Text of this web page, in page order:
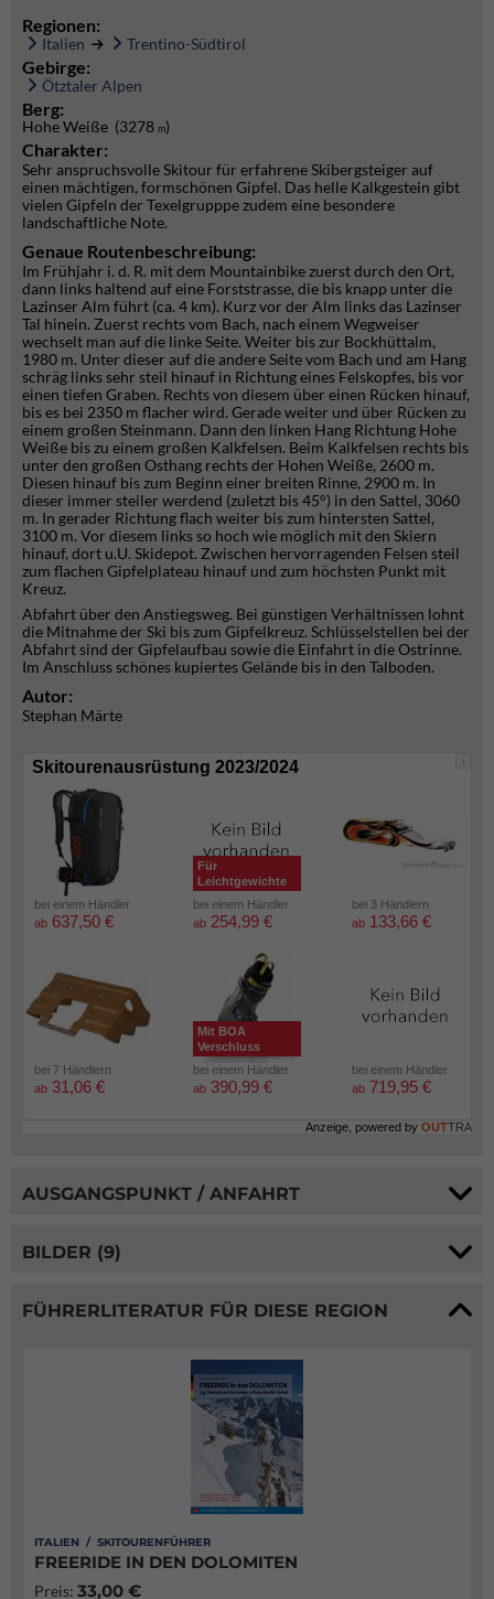
Regionen:
Italien Trentino-Südtirol
Gebirge:
Ötztaler Alpen
Berg:
Hohe Weiße (3278 m)
Charakter:
Sehr anspruchsvolle Skitour für erfahrene Skibergsteiger auf
einen mächtigen, formschönen Gipfel. Das helle Kalkgestein gibt
vielen Gipfeln der Texelgrupppe zudem eine besondere
landschaftliche Note.
Genaue Routenbeschreibung:
Im Frühjahr i. d. R. mit dem Mountainbike zuerst durch den Ort,
dann links haltend auf eine Forststrasse, die bis knapp unter die
Lazinser Alm führt (ca. 4 km). Kurz vor der Alm links das Lazinser
Tal hinein. Zuerst rechts vom Bach, nach einem Wegweiser
wechselt man auf die linke Seite. Weiter bis zur Bockhüttalm,
1980 m. Unter dieser auf die andere Seite vom Bach und am Hang
schräg links sehr steil hinauf in Richtung eines Felskopfes, bis vor
einen tiefen Graben. Rechts von diesem über einen Rücken hinauf,
bis es bei 2350 m flacher wird. Gerade weiter und über Rücken zu
einem großen Steinmann. Dann den linken Hang Richtung Hohe
Weiße bis zu einem großen Kalkfelsen. Beim Kalkfelsen rechts bis
unter den großen Osthang rechts der Hohen Weiße, 2600 m.
Diesen hinauf bis zum Beginn einer breiten Rinne, 2900 m. In
dieser immer steiler werdend (zuletzt bis 45°) in den Sattel, 3060
m. In gerader Richtung flach weiter bis zum hintersten Sattel,
3100 m. Vor diesem links so hoch wie möglich mit den Skiern
hinauf, dort u.U. Skidepot. Zwischen hervorragenden Felsen steil
zum flachen Gipfelplateau hinauf und zum höchsten Punkt mit
Kreuz.
Abfahrt über den Anstiegsweg. Bei günstigen Verhältnissen lohnt
die Mitnahme der Ski bis zum Gipfelkreuz. Schlüsselstellen bei der
Abfahrt sind der Gipfelaufbau sowie die Einfahrt in die Ostrinne.
Im Anschluss schönes kupiertes Gelände bis in den Talboden.
Autor:
Stephan Märte
i
Skitourenausrüstung 2023/2024
bei einem Händler
ab 637,50 €
Für
Leichtgewichte
bei einem Händler
ab 254,99 €
bei 3 Händlern
ab 133,66 €
bei 7 Händlern
ab 31,06 €
Mit BOA
Verschluss
bei einem Händler
ab 390,99 €
bei einem Händler
ab 719,95 €
Anzeige, powered by OUTTRA
AUSGANGSPUNKT / ANFAHRT
BILDER (9)
FÜHRERLITERATUR FÜR DIESE REGION
ITALIEN / SKITOURENFÜHRER
FREERIDE IN DEN DOLOMITEN
Preis: 33,00 €